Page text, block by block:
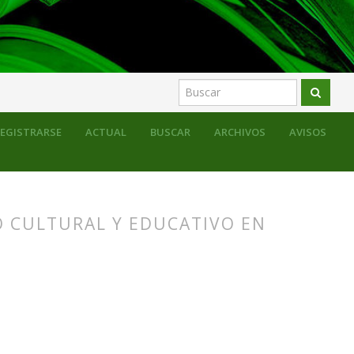
ACTUAL BUSCAR ARCHIVOS AVISOS
Y EDUCATIVO EN